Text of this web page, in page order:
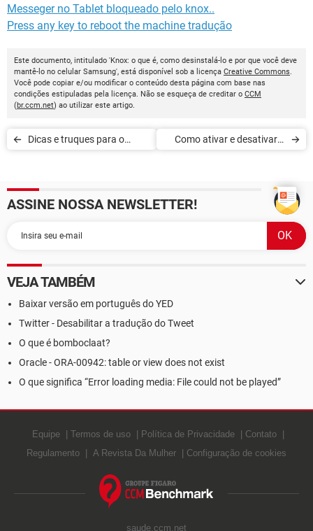
Messeger no Tablet bloqueado pelo knox..
Press any key to reboot the machine tradução
Este documento, intitulado 'Knox: o que é, como desinstalá-lo e por que você deve
mantê-lo no celular Samsung', está disponível sob a licença Creative Commons.
Você pode copiar e/ou modificar o conteúdo desta página com base nas
condições estipuladas pela licença. Não se esqueça de creditar o CCM
(br.ccm.net) ao utilizar este artigo.
Dicas e truques para o
Como ativar e desativar o
ASSINE NOSSA NEWSLETTER!
VEJA TAMBÉM
Baixar versão em português do YED
Twitter - Desabilitar a tradução do Tweet
O que é bomboclaat?
Oracle - ORA-00942: table or view does not exist
O que significa “Error loading media: File could not be played”
Equipe Termos de uso Política de Privacidade
Contato
Regulamento
A Revista Da Mulher Configuração de cookies
saude.ccm.net